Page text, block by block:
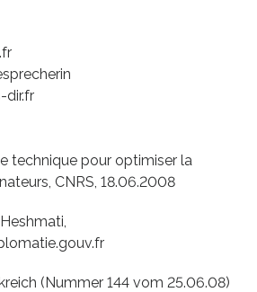
dir.fr
technique pour optimiser la
CNRS, 18.06.2008
(Nummer 144 vom 25.06.08)